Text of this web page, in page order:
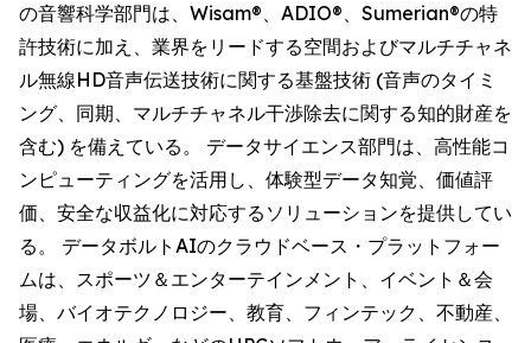
の音響科学部門は、Wisam®、ADIO®、Sumerian®の特
許技術に加え、業界をリードする空間およびマルチチャネ
ル無線HD音声伝送技術に関する基盤技術 (音声のタイミ
ング、同期、マルチチャネル干渉除去に関する知的財産を
含む) を備えている。 データサイエンス部門は、高性能コ
ンピューティングを活用し、体験型データ知覚、価値評
価、安全な収益化に対応するソリューションを提供してい
る。 データボルトAIのクラウドベース・プラットフォー
ムは、スポーツ＆エンターテインメント、イベント＆会
場、バイオテクノロジー、教育、フィンテック、不動産、